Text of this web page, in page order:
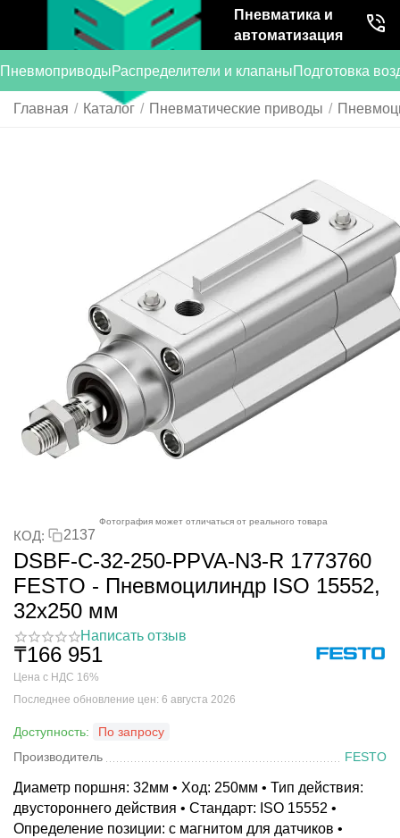
Пневматика и
автоматизация
ПневмоприводыРаспределители и клапаныПодготовка
Главная / Каталог / Пневматические приводы /
Фотография может отличаться от реального товара
КОД: 2137
DSBF-C-32-250-PPVA-N3-R 1773760
FESTO - Пневмоцилиндр ISO 15552,
32x250 мм
Написать отзыв
₸166 951
Цена с НДС 16%
Последнее обновление цен: 6 августа 2026
Доступность:
По запросу
Производитель
FESTO
Диаметр поршня: 32мм • Ход: 250мм • Тип действия:
двустороннего действия • Стандарт: ISO 15552 •
Определение позиции: с магнитом для датчиков •